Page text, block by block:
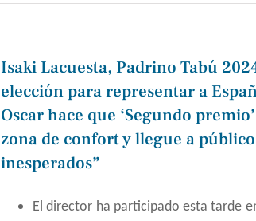
Isaki Lacuesta, Padrino Tabú
elección para representar a
Oscar hace que ‘Segundo
zona de confort y llegue a
inesperados”
El director ha participado esta tarde